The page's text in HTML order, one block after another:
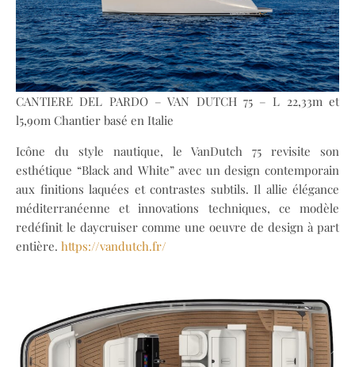
CANTIERE DEL PARDO – VAN DUTCH 75 – L 22,33m et
l5,90m Chantier basé en Italie
Icône du style nautique, le VanDutch 75 revisite son
esthétique “Black and White” avec un design contemporain
aux finitions laquées et contrastes subtils. Il allie élégance
méditerranéenne et innovations techniques, ce modèle
redéfinit le daycruiser comme une oeuvre de design à part
entière. https://vandutch.fr/